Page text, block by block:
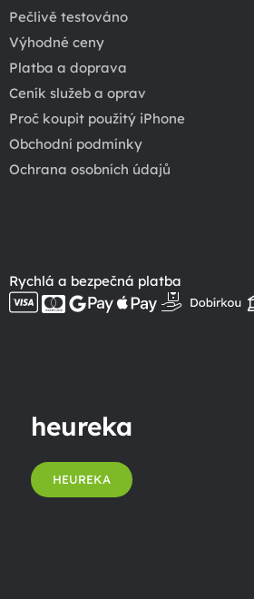
Pečlivě testováno
Výhodné ceny
Platba a doprava
Ceník služeb a oprav
Proč koupit použitý iPhone
Obchodní podmínky
Ochrana osobních údajů
Rychlá a bezpečná platba
heureka
HEUREKA